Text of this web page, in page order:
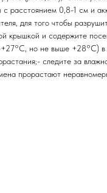
с расстоянием 0,8-1 см и
для того чтобы
крышкой и содержите
но не выше +28°С) в
следите за
прорастают